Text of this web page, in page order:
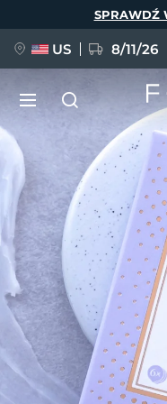
SPRAWDŹ
US 8/11/26
NOWOŚĆ
FAQ™ Pure
BREAKING NEWS
issa™ Teeth
Język
English
Français
Polski
Türkçe
简